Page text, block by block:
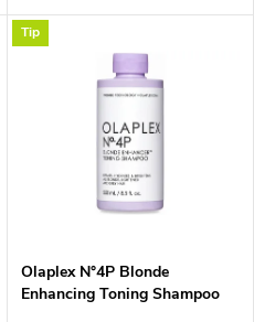
Tip
Olaplex N°4P Blonde
Enhancing Toning Shampoo